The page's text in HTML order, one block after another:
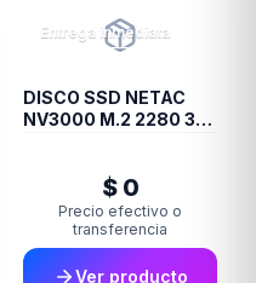
Entrega inmediata
DISCO SSD NETAC
NV3000 M.2 2280 3D
$ 0
Precio efectivo o
transferencia
Ver producto